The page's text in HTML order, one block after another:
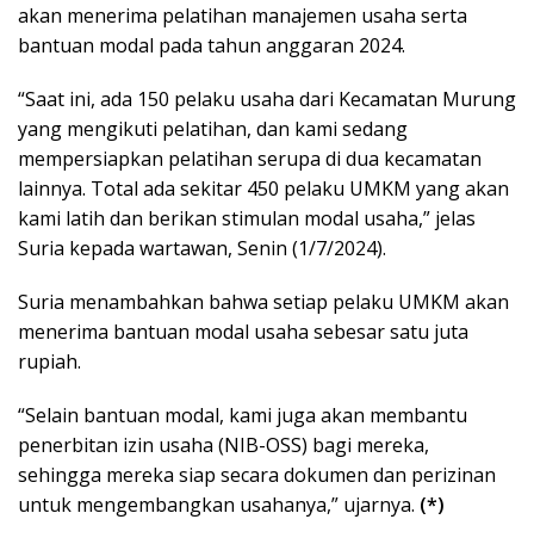
akan menerima pelatihan manajemen usaha serta
bantuan modal pada tahun anggaran 2024.
“Saat ini, ada 150 pelaku usaha dari Kecamatan Murung
yang mengikuti pelatihan, dan kami sedang
mempersiapkan pelatihan serupa di dua kecamatan
lainnya. Total ada sekitar 450 pelaku UMKM yang akan
kami latih dan berikan stimulan modal usaha,” jelas
Suria kepada wartawan, Senin (1/7/2024).
Suria menambahkan bahwa setiap pelaku UMKM akan
menerima bantuan modal usaha sebesar satu juta
rupiah.
“Selain bantuan modal, kami juga akan membantu
penerbitan izin usaha (NIB-OSS) bagi mereka,
sehingga mereka siap secara dokumen dan perizinan
untuk mengembangkan usahanya,” ujarnya. (*)